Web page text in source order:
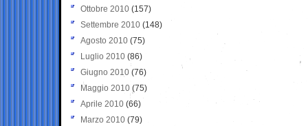
Ottobre 2010 (157)
Settembre 2010 (148)
Agosto 2010 (75)
Luglio 2010 (86)
Giugno 2010 (76)
Maggio 2010 (75)
Aprile 2010 (66)
Marzo 2010 (79)